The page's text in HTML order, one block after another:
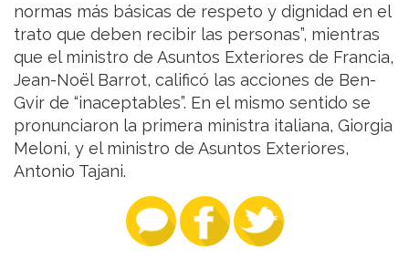
normas más básicas de respeto y dignidad en el
trato que deben recibir las personas”, mientras
que el ministro de Asuntos Exteriores de Francia,
Jean-Noël Barrot, calificó las acciones de Ben-
Gvir de “inaceptables”. En el mismo sentido se
pronunciaron la primera ministra italiana, Giorgia
Meloni, y el ministro de Asuntos Exteriores,
Antonio Tajani.